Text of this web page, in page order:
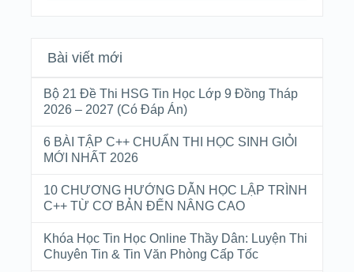
Bài viết mới
Bộ 21 Đề Thi HSG Tin Học Lớp 9 Đồng Tháp
2026 – 2027 (Có Đáp Án)
6 BÀI TẬP C++ CHUẨN THI HỌC SINH GIỎI
MỚI NHẤT 2026
10 CHƯƠNG HƯỚNG DẪN HỌC LẬP TRÌNH
C++ TỪ CƠ BẢN ĐẾN NÂNG CAO
Khóa Học Tin Học Online Thầy Dân: Luyện Thi
Chuyên Tin & Tin Văn Phòng Cấp Tốc